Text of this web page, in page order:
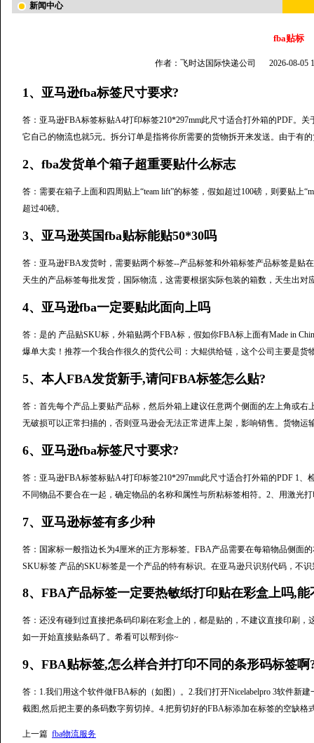
新闻中心
fba贴标
作者：飞时达国际快递公司 2026-08-05
1、亚马逊fba标签尺寸要求?
答：亚马逊FBA标签标贴A4打印标签210*297mm此尺寸适合打外箱的PDF。
它自己的物流也就5元。拆分订单是指将你所需要的货物拆开来发送。由于有
2、fba发货单个箱子超重要贴什么标志
答：需要在箱子上面和四周贴上“team lift”的标签，假如超过100磅，则要贴上
超过40磅。
3、亚马逊英国fba贴标能贴50*30吗
答：亚马逊FBA发货时，需要贴两个标签--产品标签和外箱标签产品标签是贴
天生的产品标签每批发货，国际物流，这需要根据实际包装的箱数，天生出对
4、亚马逊fba一定要贴此面向上吗
答：是的 产品贴SKU标，外箱贴两个FBA标，假如你FBA标上面有Made in
爆单大卖！推荐一个我合作很久的货代公司：大鲲供给链，这个公司主要是货
5、本人FBA发货新手,请问FBA标签怎么贴?
答：首先每个产品上要贴产品标，然后外箱上建议任意两个侧面的左上角或
无破损可以正常扫描的，否则亚马逊会无法正常进库上架，影响销售。货物运
6、亚马逊fba标签尺寸要求?
答：亚马逊FBA标签标贴A4打印标签210*297mm此尺寸适合打外箱的PDF 1
不同物品不要合在一起，确定物品的名称和属性与所粘标签相符。2、用激光
7、亚马逊标签有多少种
答：国家标一般指边长为4厘米的正方形标签。FBA产品需要在每箱物品侧面
SKU标签 产品的SKU标签是一个产品的特有标识。在亚马逊只识别代码，不
8、FBA产品标签一定要热敏纸打印贴在彩盒上吗,
答：还没有碰到过直接把条码印刷在彩盒上的，都是贴的，不建议直接印刷
如一开始直接贴条码了。希看可以帮到你~
9、FBA贴标签,怎么样合并打印不同的条形码标签啊
答：1.我们用这个软件做FBA标的（如图）。2.我们打开Nicelabelpro 3软件新
截图,然后把主要的条码数字剪切掉。4.把剪切好的FBA标添加在标签的空缺格
上一篇 fba物流服务